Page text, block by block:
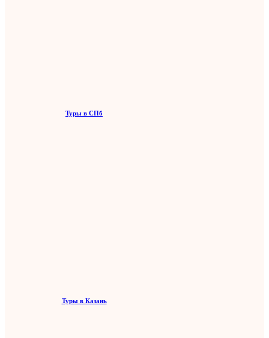
Туры в СПб
Туры в Казань